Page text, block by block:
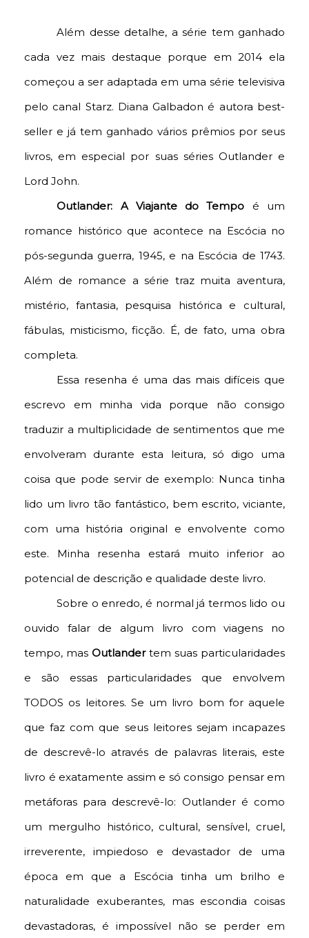
Além desse detalhe, a série tem ganhado
cada vez mais destaque porque em 2014 ela
começou a ser adaptada em uma série televisiva
pelo canal Starz. Diana Galbadon é autora best-
seller e já tem ganhado vários prêmios por seus
livros, em especial por suas séries Outlander e
Lord John.
Outlander: A Viajante do Tempo é um
romance histórico que acontece na Escócia no
pós-segunda guerra, 1945, e na Escócia de 1743.
Além de romance a série traz muita aventura,
mistério, fantasia, pesquisa histórica e cultural,
fábulas, misticismo, ficção. É, de fato, uma obra
completa.
Essa resenha é uma das mais difíceis que
escrevo em minha vida porque não consigo
traduzir a multiplicidade de sentimentos que me
envolveram durante esta leitura, só digo uma
coisa que pode servir de exemplo: Nunca tinha
lido um livro tão fantástico, bem escrito, viciante,
com uma história original e envolvente como
este. Minha resenha estará muito inferior ao
potencial de descrição e qualidade deste livro.
Sobre o enredo, é normal já termos lido ou
ouvido falar de algum livro com viagens no
tempo, mas Outlandertem suas particularidades
e são essas particularidades que envolvem
TODOS os leitores. Se um livro bom for aquele
que faz com que seus leitores sejam incapazes
de descrevê-lo através de palavras literais, este
livro é exatamente assim e só consigo pensar em
metáforas para descrevê-lo: Outlander é como
um mergulho histórico, cultural, sensível, cruel,
irreverente, impiedoso e devastador de uma
época em que a Escócia tinha um brilho e
naturalidade exuberantes, mas escondia coisas
devastadoras, é impossível não se perder em